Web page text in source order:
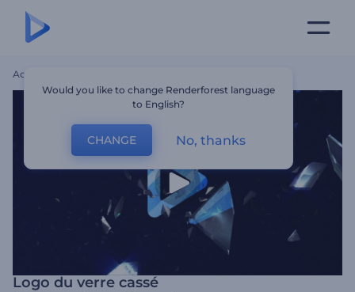
Accueil
Logo du verre cassé
Would you like to change Renderforest language
to English?
CHANGE No, thanks